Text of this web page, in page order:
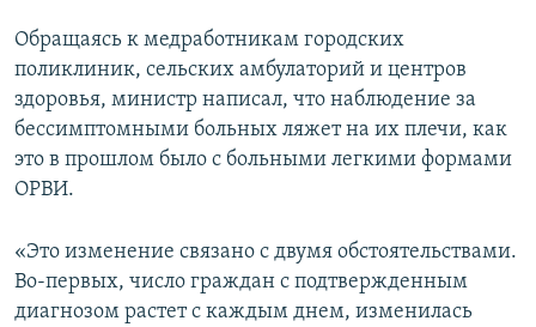
Обращаясь к медработникам городских
поликлиник, сельских амбулаторий и центров
здоровья, министр написал, что наблюдение за
бессимптомными больных ляжет на их плечи, как
это в прошлом было с больными легкими формами
ОРВИ.
«Это изменение связано с двумя обстоятельствами.
Во-первых, число граждан с подтвержденным
диагнозом растет с каждым днем, изменилась